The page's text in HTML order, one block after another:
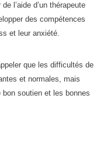
l’aide d’un thérapeute
des compétences
et leur anxiété.
que les difficultés de
et normales, mais
soutien et les bonnes